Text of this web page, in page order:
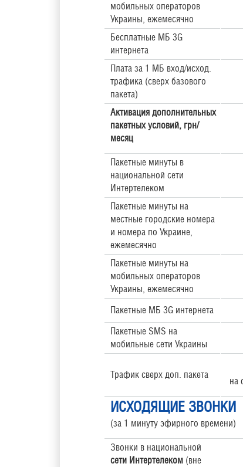
мобильных операторов
Украины, ежемесячно
Бесплатные МБ 3G
интернета
Плата за 1 МБ вход/исход.
трафика (сверх базового
пакета)
Активация дополнительных
пакетных условий, грн/
месяц
Пакетные минуты в
национальной сети
Интертелеком
Пакетные минуты на
местные городские номера
и номера по Украине,
ежемесячно
Пакетные минуты на
мобильных операторов
Украины, ежемесячно
Пакетные МБ 3G интернета
Пакетные SMS на
мобильные сети Украины
Трафик сверх доп. пакета
на
ИСХОДЯЩИЕ ЗВОНКИ
(за 1 минуту эфирного времени)
Звонки в национальной
сети Интертелеком (вне